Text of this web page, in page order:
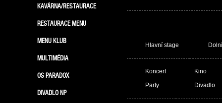
KAVÁRNA/RESTAURACE
RESTAURACE MENU
MENU KLUB
MULTIMÉDIA
OS PARADOX
DIVADLO NP
Hlavní stage
Koncert
Party
Kino
Divadlo